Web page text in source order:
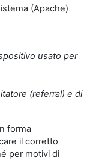
(Apache)
usato per
(referral) e di
forma
il corretto
per motivi di